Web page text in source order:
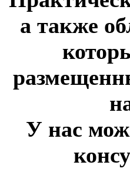
а также
У нас